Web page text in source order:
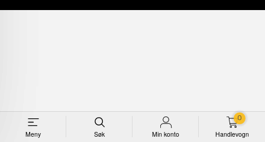
Meny Søk Min konto Handlevogn
0